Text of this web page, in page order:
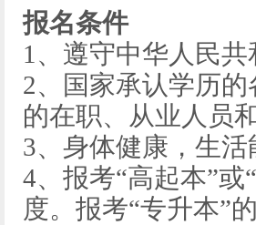
报名条件
1、遵守中华人民
2、国家承认学历
的在职、从业人员
3、身体健康，生
4、报考“高起本”
度。报考“专升本”